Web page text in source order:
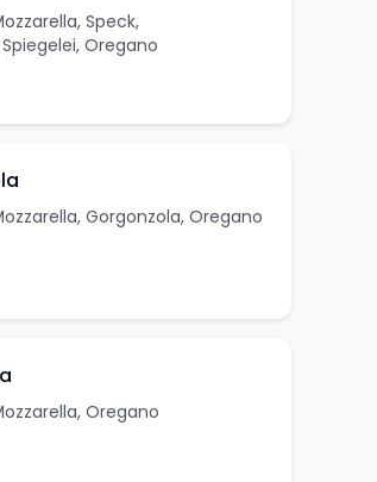
Speck,
Oregano
Gorgonzola, Oregano
Oregano